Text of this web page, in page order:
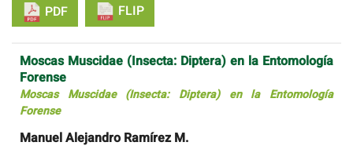
PDF FLIP
Moscas Muscidae (Insecta: Diptera) en la Entomología
Forense
Moscas Muscidae (Insecta: Diptera) en la Entomología
Forense
Manuel Alejandro Ramírez M.